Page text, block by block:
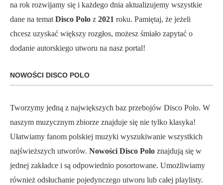
na rok rozwijamy się i każdego dnia aktualizujemy wszystkie
dane na tematDisco Polo z 2021 roku. Pamiętaj, że jeżeli
chcesz uzyskać większy rozgłos, możesz śmiało zapytać o
dodanie autorskiego utworu na nasz portal!
NOWOŚCI DISCO POLO
Tworzymy jedną z największych baz przebojów Disco Polo. W
naszym muzycznym zbiorze znajduje się nie tylko klasyka!
Ułatwiamy fanom polskiej muzyki wyszukiwanie wszystkich
najświeższych utworów. Nowości Disco Polo znajdują się w
jednej zakładce i są odpowiednio posortowane. Umożliwiamy
również odsłuchanie pojedynczego utworu lub całej playlisty.